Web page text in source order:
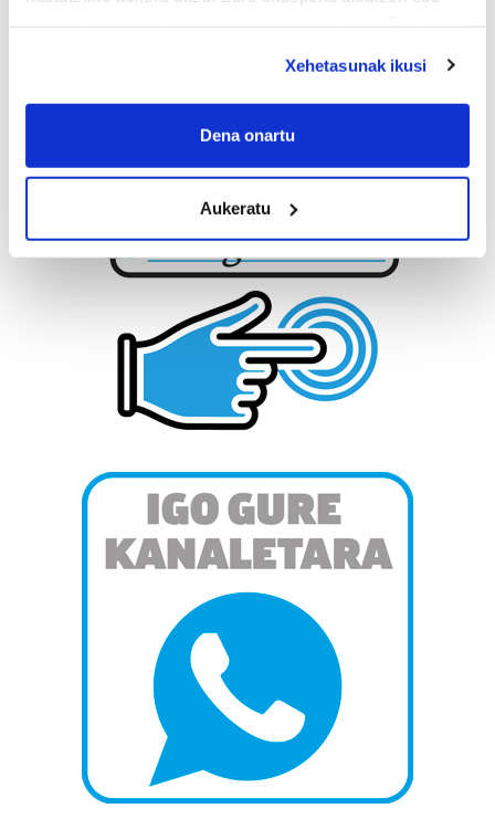
If you allow, we would also like to:
Collect information about your geographical
meters
Identify your device by actively scanning it for
specific characteristics (fingerprinting)
Find out more about how your personal data is processed
and set your preferences in the details section
Guk eta gure bazkideek zure datu pertsonalak
prozesatzen ditugu, zure IP zenbakia, besteak beste,
teknologia erabiliz, cookieak adibidez, iragarki eta eduki
pertsonalizatuak eskaintzeko, iragarkiak eta edukia
produktuak garatzeko. Zure datuak nork eta zertarako
erabiltzen dituen hauta dezakezu.
Bazkide batzuek ez dizute baimenik eskatzen, eta beren
interes komertzial legitimoetan babesten dira. Ikusi gure
bazkideen zerrenda, beren ustez zein helburutarako
duten interes legitimoa eta horren aurka nola egin
dezakezun ikusteko.
Lortu zure datu pertsonalak prozesatzeko moduari
buruzko informazio gehiago eta ezarri zure lehentasunak
datuen atalean. Edozein unetan alda edo ken dezakezu
zure baimena Cookieen adierazpenean.
Xehetasunak ikusi
Dena onartu
Aukeratu